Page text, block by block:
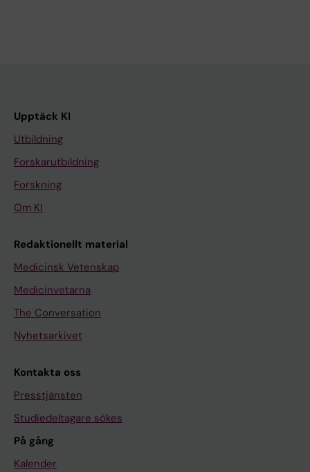
Upptäck KI
Utbildning
Forskarutbildning
Forskning
Om KI
Redaktionellt material
Medicinsk Vetenskap
Medicinvetarna
The Conversation
Nyhetsarkivet
Kontakta oss
Presstjänsten
Studiedeltagare sökes
På gång
Kalender